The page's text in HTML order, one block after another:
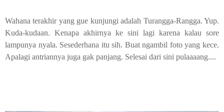
Wahana terakhir yang gue kunjungi adalah Turangga-Rangga. Yup.
Kuda-kudaan. Kenapa akhirnya ke sini lagi karena kalau sore
lampunya nyala. Sesederhana itu sih. Buat ngambil foto yang kece.
Apalagi antriannya juga gak panjang. Selesai dari sini pulaaaang....